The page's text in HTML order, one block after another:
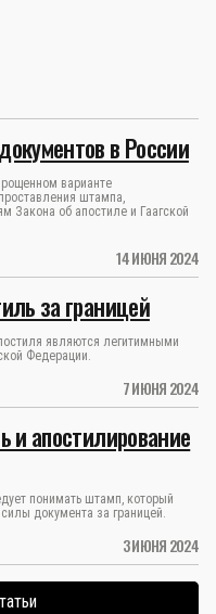
14 ИЮНЯ 2024
в России
варианте
штампа,
Закона об апостиле и Гаагской
7 ИЮНЯ 2024
за границей
являются легитимными
Федерации.
3 ИЮНЯ 2024
и апостилирование
понимать штамп, который
документа за границей.